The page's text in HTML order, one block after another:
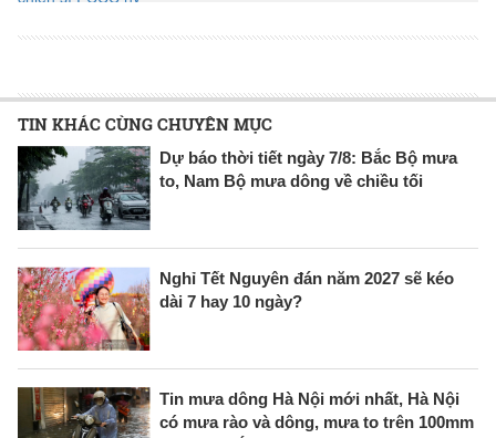
TIN KHÁC CÙNG CHUYÊN MỤC
Dự báo thời tiết ngày 7/8: Bắc Bộ mưa
to, Nam Bộ mưa dông về chiều tối
Nghỉ Tết Nguyên đán năm 2027 sẽ kéo
dài 7 hay 10 ngày?
Tin mưa dông Hà Nội mới nhất, Hà Nội
có mưa rào và dông, mưa to trên 100mm